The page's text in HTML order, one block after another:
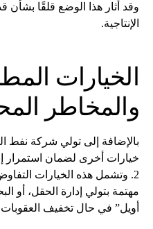
وقد أثار هذا الوضع قلقًا بشأن
الإنتاجية.
الخيارات
والمخاطر
بالإضافة إلى تولي شركة نفط
خيارات أخرى لضمان استمرار
2. وتشمل هذه الخيارات
مهتمة بتولي إدارة الحقل،
أويل” في حال تخفيف